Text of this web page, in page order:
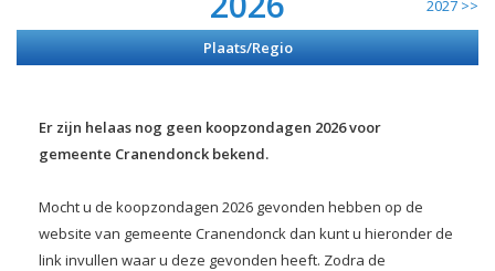
2027 >>
Plaats/Regio
Er zijn helaas nog geen koopzondagen 2026 voor
gemeente Cranendonck bekend.
Mocht u de koopzondagen 2026 gevonden hebben op de
website van gemeente Cranendonck dan kunt u hieronder de
link invullen waar u deze gevonden heeft. Zodra de